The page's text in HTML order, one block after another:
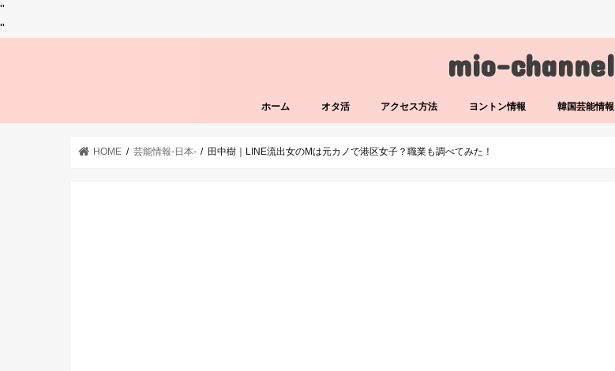
"
"
mio-channel
ホーム オタ活 アクセス方法 ヨントン情報 韓国芸能情報
HOME 芸能情報-日本- 田中樹｜LINE流出女のMは元カノで港区女子？職業も調べてみた！